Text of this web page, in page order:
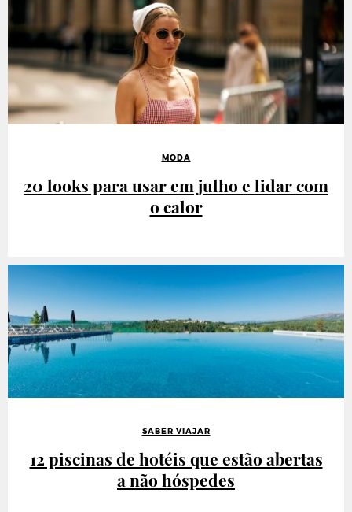
MODA
20 looks para usar em julho e lidar com
o calor
SABER VIAJAR
12 piscinas de hotéis que estão abertas
a não hóspedes